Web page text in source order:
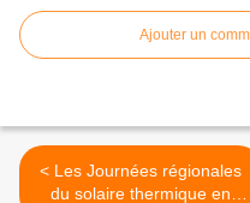
Ajouter un
< Les Journées régionales
du solaire thermique en